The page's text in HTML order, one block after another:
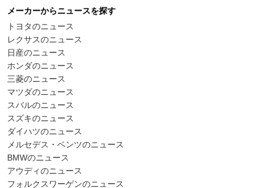
メーカーからニュースを探す
トヨタのニュース
レクサスのニュース
日産のニュース
ホンダのニュース
三菱のニュース
マツダのニュース
スバルのニュース
スズキのニュース
ダイハツのニュース
メルセデス・ベンツのニュース
BMWのニュース
アウディのニュース
フォルクスワーゲンのニュース